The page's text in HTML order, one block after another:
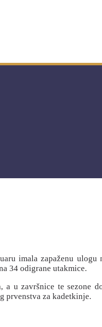
imala zapaženu ulogu
34 odigrane utakmice.
u završnice te sezone
prvenstva za kadetkinje.